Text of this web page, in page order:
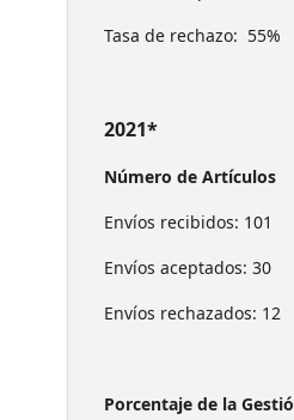
Tasa de rechazo: 55%
2021*
Número de Artículos
Envíos recibidos: 101
Envíos aceptados: 30
Envíos rechazados: 12
Porcentaje de la